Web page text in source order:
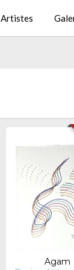
Artistes
Agam